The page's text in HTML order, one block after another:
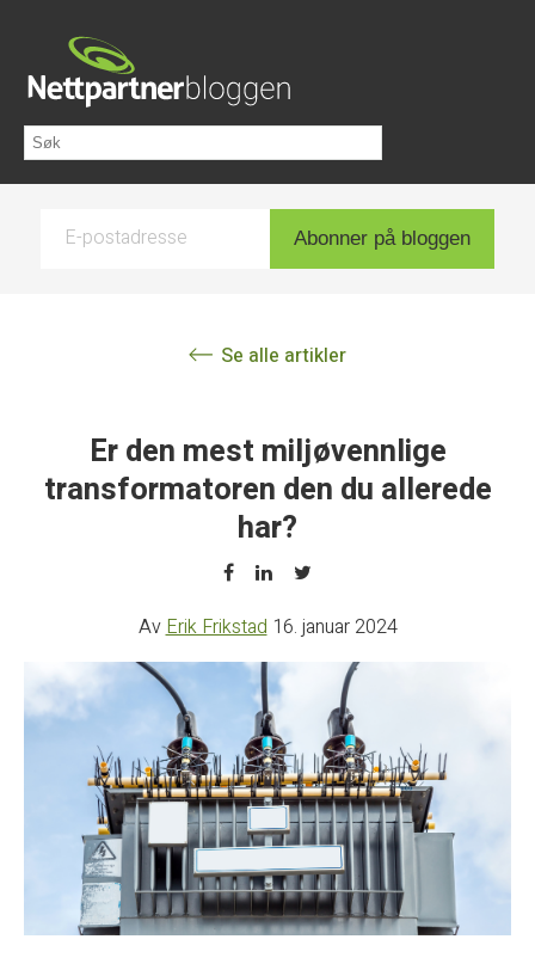
E-postadresse Abonner på bloggen
Se alle artikler
Er den mest miljøvennlige
transformatoren den du allerede
har?
Av Erik Frikstad 16. januar 2024